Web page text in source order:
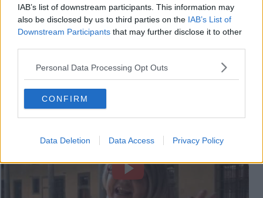
IAB’s list of downstream participants. This information may
also be disclosed by us to third parties on the IAB’s List of
Downstream Participants that may further disclose it to other
Personal Data Processing Opt Outs
CONFIRM
Data Deletion Data Access Privacy Policy
Videogallery